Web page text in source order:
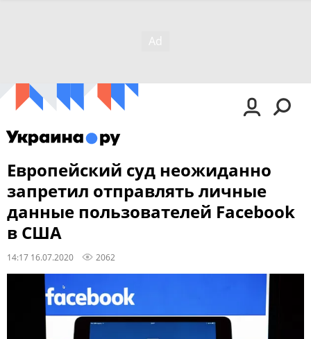
Европейский суд неожиданно
запретил отправлять личные
данные пользователей Facebook
в США
14:17 16.07.2020 2062